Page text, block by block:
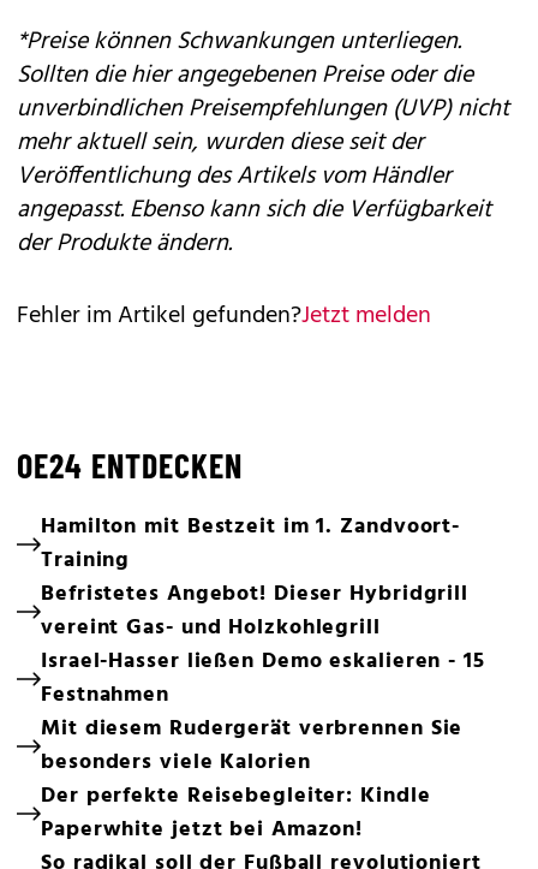
*Preise können Schwankungen unterliegen.
Sollten die hier angegebenen Preise oder die
unverbindlichen Preisempfehlungen (UVP) nicht
mehr aktuell sein, wurden diese seit der
Veröffentlichung des Artikels vom Händler
angepasst. Ebenso kann sich die Verfügbarkeit
der Produkte ändern.
Fehler im Artikel gefunden?Jetzt melden
OE24 ENTDECKEN
Hamilton mit Bestzeit im 1. Zandvoort-
Training
Befristetes Angebot! Dieser Hybridgrill
vereint Gas- und Holzkohlegrill
Israel-Hasser ließen Demo eskalieren - 15
Festnahmen
Mit diesem Rudergerät verbrennen Sie
besonders viele Kalorien
Der perfekte Reisebegleiter: Kindle
Paperwhite jetzt bei Amazon!